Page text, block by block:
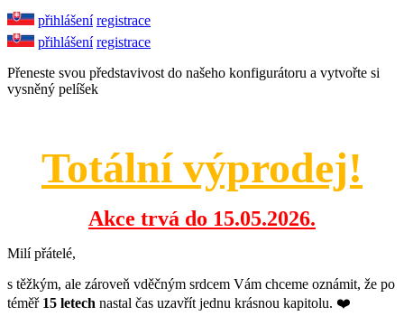
přihlášení registrace
přihlášení registrace
Přeneste svou představivost do našeho konfigurátoru a vytvořte si
vysněný pelíšek
Totální výprodej!
Akce trvá do 15.05.2026.
Milí přátelé,
s těžkým, ale zároveň vděčným srdcem Vám chceme oznámit, že po
téměř 15 letech nastal čas uzavřít jednu krásnou kapitolu. ❤️